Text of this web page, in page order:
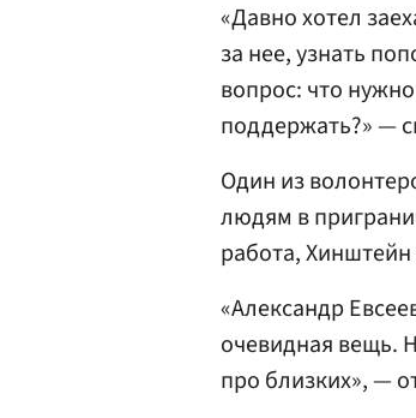
«Давно хотел
за нее, узнать
вопрос: что
поддержать?» —
Один из
людям в
работа, Хинштейн
«Александр
очевидная вещь.
про близких», —